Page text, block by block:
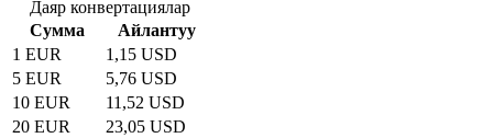
Даяр конвертациялар
Сумма
Айлантуу
1 EUR
1,15 USD
5 EUR
5,76 USD
10 EUR
11,52 USD
20 EUR
23,05 USD